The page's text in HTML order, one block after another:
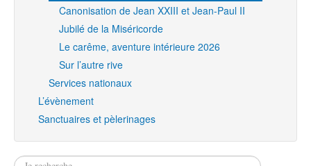
Canonisation de Jean XXIII et Jean-Paul II
Jubilé de la Miséricorde
Le carême, aventure intérieure 2026
Sur l’autre rive
Services nationaux
L’évènement
Sanctuaires et pèlerinages